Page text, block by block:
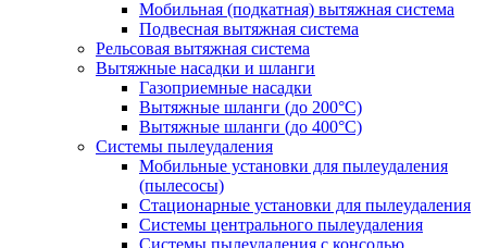
Мобильная (подкатная) вытяжная система
Подвесная вытяжная система
Рельсовая вытяжная система
Вытяжные насадки и шланги
Газоприемные насадки
Вытяжные шланги (до 200°C)
Вытяжные шланги (до 400°C)
Системы пылеудаления
Мобильные установки для пылеудаления
(пылесосы)
Стационарные установки для пылеудаления
Системы центрального пылеудаления
Системы пылеудаления с консолью